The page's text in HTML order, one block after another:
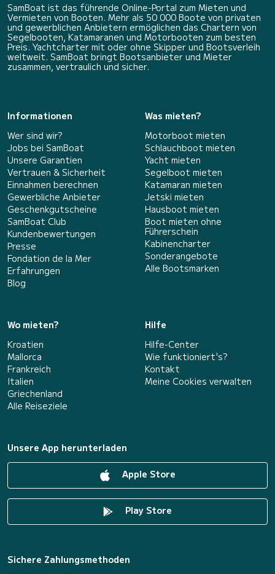
SamBoat ist das führende Online-Portal zum Mieten und
Vermieten von Booten. Mehr als 50 000 Boote von privaten
und gewerblichen Anbietern ermöglichen das Chartern von
Segelbooten, Katamaranen und Motorbooten zum besten
Preis. Yachtcharter mit oder ohne Skipper und Bootsverleih
weltweit. SamBoat bringt Bootsanbieter und Mieter
zusammen, vertraulich und sicher.
Informationen
Wer sind wir?
Jobs bei SamBoat
Unsere Garantien
Vertrauen & Sicherheit
Einnahmen berechnen
Gewerbliche Anbieter
Geschenkgutscheine
SamBoat Club
Kundenbewertungen
Presse
Fondation de la Mer
Erfahrungen
Blog
Was mieten?
Motorboot mieten
Schlauchboot mieten
Yacht mieten
Segelboot mieten
Katamaran mieten
Jetski mieten
Hausboot mieten
Boot mieten ohne
Führerschein
Kabinencharter
Sonderangebote
Alle Bootsmarken
Wo mieten?
Kroatien
Mallorca
Frankreich
Italien
Griechenland
Alle Reiseziele
Hilfe
Hilfe-Center
Wie funktioniert's?
Kontakt
Meine Cookies verwalten
Unsere App herunterladen
Apple Store
Play Store
Sichere Zahlungsmethoden